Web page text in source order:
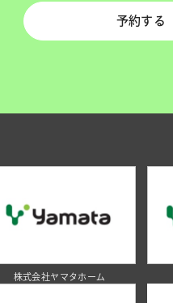
予約する
株式会社ヤマタホーム